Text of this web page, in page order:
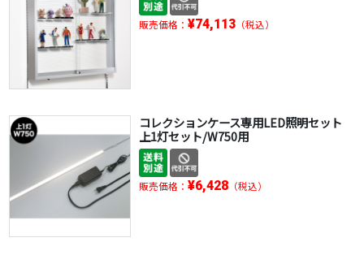
販売価格： ¥74,113（税込）
コレクションケース専用LED照明セット
上1灯セット/W750用
販売価格： ¥6,428（税込）